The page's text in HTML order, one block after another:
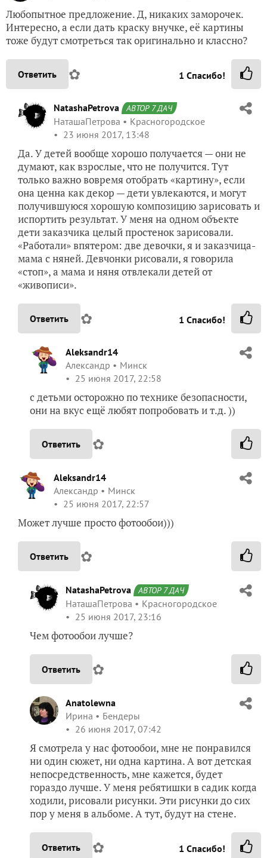
Любопытное предложение. Д, никаких заморочек.
Интересно, а если дать краску внучке, её картины
тоже будут смотреться так оригинально и классно?
Ответить ✿ 1 Спасибо!
NatashaPetrova АВТОР 7 ДАЧ
НаташаПетрова
Красногородское
23 июня 2017, 13:48
Да. У детей вообще хорошо получается — они не
думают, как взрослые, что не получится. Тут
только важно вовремя отобрать «картину», если
она ценна как декор — дети увлекаются, и могут
получившуюся хорошую композицию зарисовать и
испортить результат. У меня на одном объекте
дети заказчика целый простенок зарисовали.
«Работали» впятером: две девочки, я и заказчица-
мама с няней. Девчонки рисовали, я говорила
«стоп», а мама и няня отвлекали детей от
«живописи».
Ответить ✿ 1 Спасибо!
Aleksandr14
Александр
Минск
25 июня 2017, 22:58
с детьми осторожно по технике безопасности,
они на вкус ещё любят попробовать и т.д. ))
Ответить ✿
Aleksandr14
Александр
Минск
25 июня 2017, 22:57
Может лучше просто фотообои)))
Ответить ✿
NatashaPetrova АВТОР 7 ДАЧ
НаташаПетрова
Красногородское
25 июня 2017, 23:16
Чем фотообои лучше?
Ответить ✿
Anatolewna
Ирина
Бендеры
26 июня 2017, 07:42
Я смотрела у нас фотообои, мне не понравился
ни один сюжет, ни одна картина. А вот детская
непосредственность, мне кажется, будет
гораздо лучше. У меня ребятишки в садик когда
ходили, рисовали рисунки. Эти рисунки до сих
пор у меня в альбоме. А тут, будут на стене.
Ответить ✿ 1 Спасибо!